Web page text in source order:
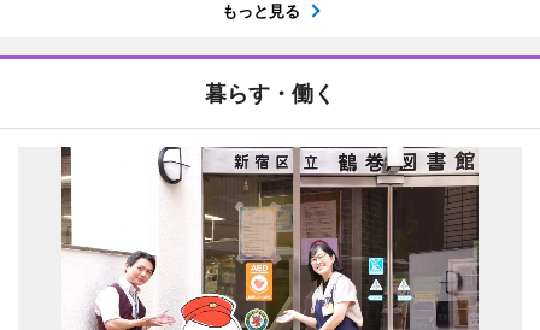
もっと見る
暮らす・働く